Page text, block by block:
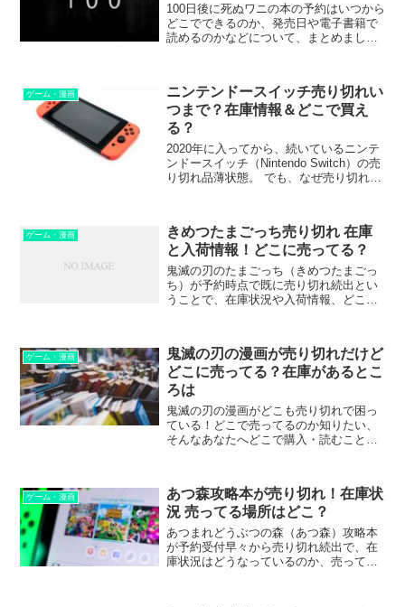
100日後に死ぬワニの本の予約はいつから
どこでできるのか、発売日や電子書籍で
読めるのかなどについて、まとめまし
ゲーム・漫画
ニンテンドースイッチ売り切れい
つまで？在庫情報＆どこで買え
る？
2020年に入ってから、続いているニンテ
ンドースイッチ（Nintendo Switch）の売
り切れ品薄状態。 でも、なぜ売り切れが
か？どこで買えるのでしょうか？ 入荷在
庫...
ゲーム・漫画
きめつたまごっち売り切れ 在庫
と入荷情報！どこに売ってる？
鬼滅の刃のたまごっち（きめつたまごっ
ち）が予約時点で既に売り切れ続出とい
うことで、在庫状況や入荷情報、どこで
ゲーム・漫画
鬼滅の刃の漫画が売り切れだけど
どこに売ってる？在庫があるとこ
ろは
鬼滅の刃の漫画がどこも売り切れで困っ
ている！どこで売ってるのか知りたい、
そんなあなたへどこで購入・読むことが
ゲーム・漫画
あつ森攻略本が売り切れ！在庫状
況 売ってる場所はどこ？
あつまれどうぶつの森（あつ森）攻略本
が予約受付早々から売り切れ続出で、在
庫状況はどうなっているのか、売ってる